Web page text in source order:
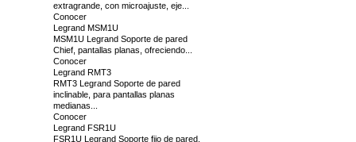
extragrande, con microajuste, eje...
Conocer
Legrand MSM1U
MSM1U Legrand Soporte de pared
Chief, pantallas planas, ofreciendo...
Conocer
Legrand RMT3
RMT3 Legrand Soporte de pared
inclinable, para pantallas planas
medianas...
Conocer
Legrand FSR1U
FSR1U Legrand Soporte fijo de pared,